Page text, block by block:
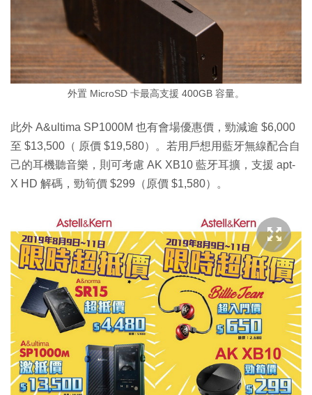
外置 MicroSD 卡最高支援 400GB 容量。
此外 A&ultima SP1000M 也有會場優惠價，勁減逾 $6,000
至 $13,500（ 原價 $19,580）。若用戶想用藍牙無線配合自
己的耳機聽音樂，則可考慮 AK XB10 藍牙耳擴，支援 apt-
X HD 解碼，勁筍價 $299（原價 $1,580）。